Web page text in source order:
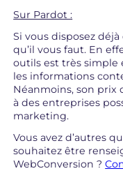
Sur Pardot :
Si vous disposez
qu’il vous faut. En
outils est très simple
les informations
Néanmoins, son
à des entreprises
marketing.
Vous avez d’autres
souhaitez être
WebConversion ?